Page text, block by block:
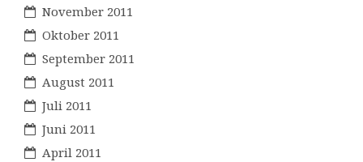
November 2011
Oktober 2011
September 2011
August 2011
Juli 2011
Juni 2011
April 2011